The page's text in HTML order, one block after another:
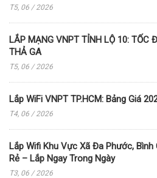
T5, 06 / 2026
LẮP MẠNG VNPT TỈNH LỘ 10: TỐC
THẢ GA
T5, 06 / 2026
Lắp WiFi VNPT TP.HCM: Bảng Giá
T4, 06 / 2026
Lắp Wifi Khu Vực Xã Đa Phước,
Rẻ – Lắp Ngay Trong Ngày
T3, 06 / 2026